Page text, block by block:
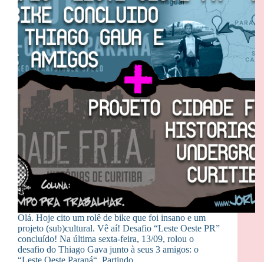
Olá. Hoje cito um rolê de bike que foi insano e um
projeto (sub)cultural. Vê aí! Desafio “Leste Oeste PR”
concluído! Na última sexta-feira, 13/09, rolou o
desafio do Thiago Gava junto à seus 3 amigos: o
“Leste Oeste Paraná“. Partindo…